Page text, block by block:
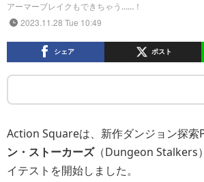
アーマーブレイクもできちゃう……！
2023.11.28 Tue 10:49
シェア ポスト
Action Squareは、新作ダンジョン探索
ン・ストーカーズ（Dungeon Stalkers
イテストを開始しました。